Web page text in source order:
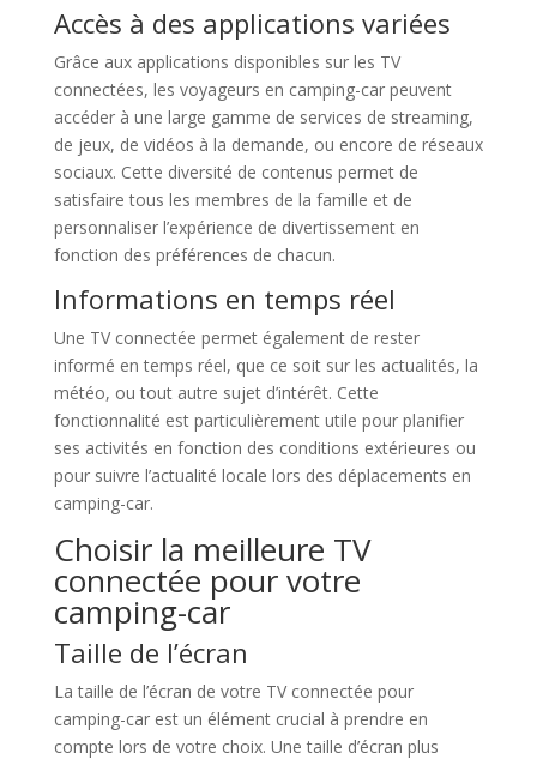
Accès à des applications variées
Grâce aux applications disponibles sur les TV
connectées, les voyageurs en camping-car peuvent
accéder à une large gamme de services de streaming,
de jeux, de vidéos à la demande, ou encore de réseaux
sociaux. Cette diversité de contenus permet de
satisfaire tous les membres de la famille et de
personnaliser l’expérience de divertissement en
fonction des préférences de chacun.
Informations en temps réel
Une TV connectée permet également de rester
informé en temps réel, que ce soit sur les actualités, la
météo, ou tout autre sujet d’intérêt. Cette
fonctionnalité est particulièrement utile pour planifier
ses activités en fonction des conditions extérieures ou
pour suivre l’actualité locale lors des déplacements en
camping-car.
Choisir la meilleure TV
connectée pour votre
camping-car
Taille de l’écran
La taille de l’écran de votre TV connectée pour
camping-car est un élément crucial à prendre en
compte lors de votre choix. Une taille d’écran plus